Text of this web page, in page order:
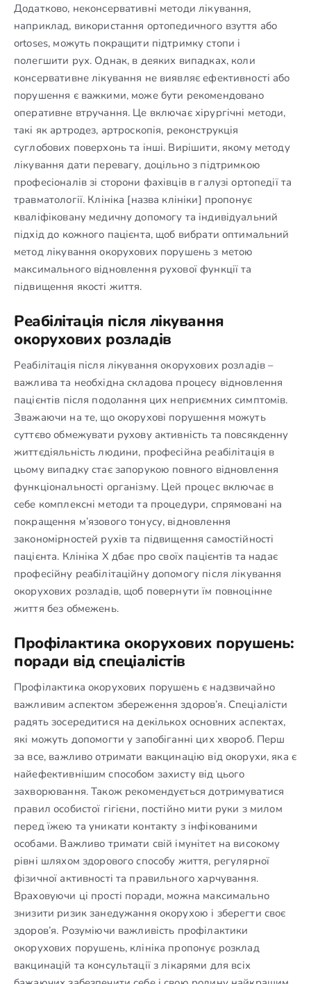
Додатково, неконсервативні методи лікування,
наприклад, використання ортопедичного взуття або
ortoses, можуть покращити підтримку стопи і
полегшити рух. Однак, в деяких випадках, коли
консервативне лікування не виявляє ефективності або
порушення є важкими, може бути рекомендовано
оперативне втручання. Це включає хірургічні методи,
такі як артродез, артроскопія, реконструкція
суглобових поверхонь та інші. Вирішити, якому методу
лікування дати перевагу, доцільно з підтримкою
професіоналів зі сторони фахівців в галузі ортопедії та
травматології. Клініка [назва клініки] пропонує
кваліфіковану медичну допомогу та індивідуальний
підхід до кожного пацієнта, щоб вибрати оптимальний
метод лікування окорухових порушень з метою
максимального відновлення рухової функції та
підвищення якості життя.
Реабілітація після лікування
окорухових розладів
Реабілітація після лікування окорухових розладів –
важлива та необхідна складова процесу відновлення
пацієнтів після подолання цих неприємних симптомів.
Зважаючи на те, що окорухові порушення можуть
суттєво обмежувати рухову активність та повсякденну
життєдіяльність людини, професійна реабілітація в
цьому випадку стає запорукою повного відновлення
функціональності організму. Цей процес включає в
себе комплексні методи та процедури, спрямовані на
покращення м’язового тонусу, відновлення
закономірностей рухів та підвищення самостійності
пацієнта. Клініка Х дбає про своїх пацієнтів та надає
професійну реабілітаційну допомогу після лікування
окорухових розладів, щоб повернути їм повноцінне
життя без обмежень.
Профілактика окорухових порушень:
поради від спеціалістів
Профілактика окорухових порушень є надзвичайно
важливим аспектом збереження здоров’я. Спеціалісти
радять зосередитися на декількох основних аспектах,
які можуть допомогти у запобіганні цих хвороб. Перш
за все, важливо отримати вакцинацію від окорухи, яка є
найефективнішим способом захисту від цього
захворювання. Також рекомендується дотримуватися
правил особистої гігієни, постійно мити руки з милом
перед їжею та уникати контакту з інфікованими
особами. Важливо тримати свій імунітет на високому
рівні шляхом здорового способу життя, регулярної
фізичної активності та правильного харчування.
Враховуючи ці прості поради, можна максимально
знизити ризик занедужання окорухою і зберегти своє
здоров’я. Розуміючи важливість профілактики
окорухових порушень, клініка пропонує розклад
вакцинацій та консультації з лікарями для всіх